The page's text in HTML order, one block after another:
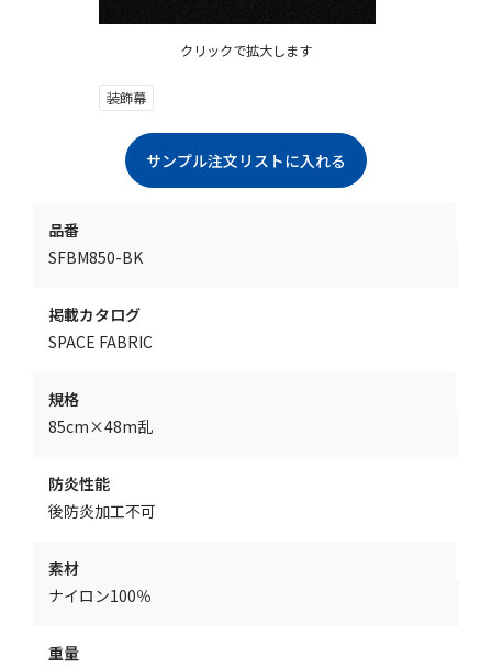
クリックで拡大します
装飾幕
品番
SFBM850-BK
掲載カタログ
SPACE FABRIC
規格
85cm×48m乱
防炎性能
後防炎加工不可
素材
ナイロン100％
重量